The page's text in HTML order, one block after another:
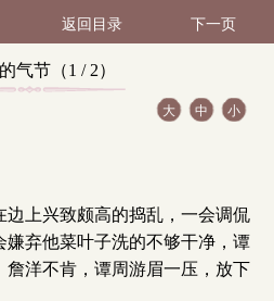
返回目录 下一页
气节（1 / 2）
大 中 小
边上兴致颇高的捣乱，一会调侃
弃他菜叶子洗的不够干净，谭
詹洋不肯，谭周游眉一压，放下